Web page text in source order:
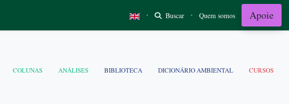
· Buscar · Quem somos Apoie
COLUNAS ANÁLISES BIBLIOTECA DICIONÁRIO AMBIENTAL CURSOS